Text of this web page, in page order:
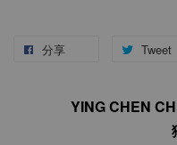
分享 Tweet
YING CHEN